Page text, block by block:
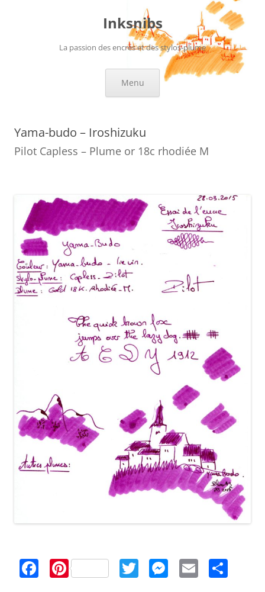
Inksnibs
La passion des encres et des stylos-plume
Menu
Yama-budo – Iroshizuku
Pilot Capless – Plume or 18c rhodiée M
Pi T M E